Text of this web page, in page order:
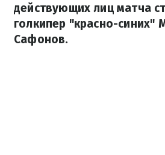
действующих лиц матча
голкипер "красно-синих"
Сафонов.